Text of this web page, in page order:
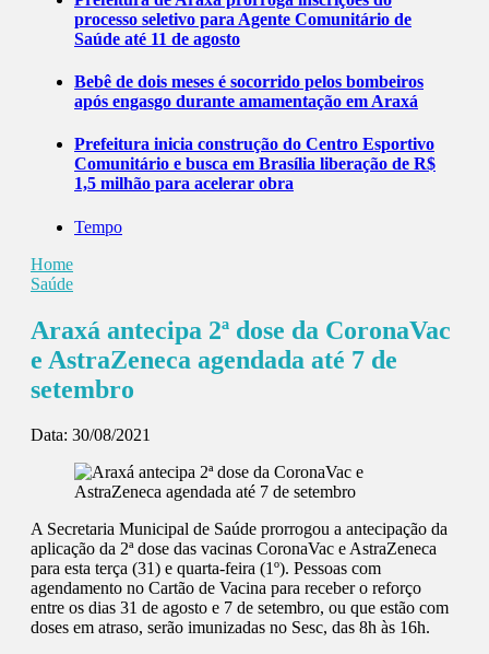
processo seletivo para Agente Comunitário de
Saúde até 11 de agosto
Bebê de dois meses é socorrido pelos bombeiros
após engasgo durante amamentação em Araxá
Prefeitura inicia construção do Centro Esportivo
Comunitário e busca em Brasília liberação de R$
1,5 milhão para acelerar obra
Tempo
Home
Saúde
Araxá antecipa 2ª dose da CoronaVac
e AstraZeneca agendada até 7 de
setembro
Data: 30/08/2021
A Secretaria Municipal de Saúde prorrogou a antecipação da
aplicação da 2ª dose das vacinas CoronaVac e AstraZeneca
para esta terça (31) e quarta-feira (1º). Pessoas com
agendamento no Cartão de Vacina para receber o reforço
entre os dias 31 de agosto e 7 de setembro, ou que estão com
doses em atraso, serão imunizadas no Sesc, das 8h às 16h.